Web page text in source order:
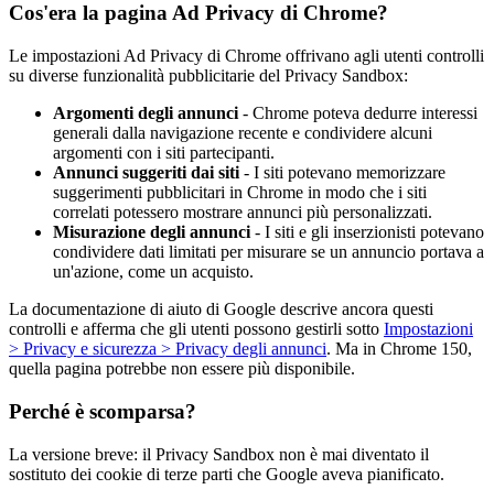
Cos'era la pagina Ad Privacy di Chrome?
Le impostazioni Ad Privacy di Chrome offrivano agli utenti controlli
su diverse funzionalità pubblicitarie del Privacy Sandbox:
Argomenti degli annunci - Chrome poteva dedurre interessi
generali dalla navigazione recente e condividere alcuni
argomenti con i siti partecipanti.
Annunci suggeriti dai siti - I siti potevano memorizzare
suggerimenti pubblicitari in Chrome in modo che i siti
correlati potessero mostrare annunci più personalizzati.
Misurazione degli annunci - I siti e gli inserzionisti potevano
condividere dati limitati per misurare se un annuncio portava a
un'azione, come un acquisto.
La documentazione di aiuto di Google descrive ancora questi
controlli e afferma che gli utenti possono gestirli sotto Impostazioni
> Privacy e sicurezza > Privacy degli annunci. Ma in Chrome 150,
quella pagina potrebbe non essere più disponibile.
Perché è scomparsa?
La versione breve: il Privacy Sandbox non è mai diventato il
sostituto dei cookie di terze parti che Google aveva pianificato.